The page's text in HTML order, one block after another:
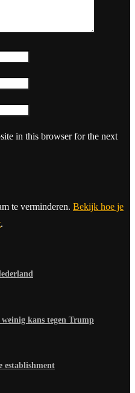
in this browser for the next
te verminderen. Bekijk hoe je
.
kans tegen Trump
establishment